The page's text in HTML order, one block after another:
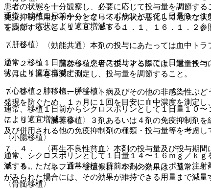
患者の状態を十分観察し、必要に応じて投与量を調節す
免疫抑制作用が不十分となっても病状が悪化して危険な
を調節すること〔１．３、１６．１．１、１６．１．２参
７．２． 〈効能共通〉本剤の投与にあたっては血中ト
７．２．１． 臓器移植患者に投与する際には、過量投与
ヵ月に１回を目安に測定し、投与量を調節すること。
７．２．２． ベーチェット病及びその他の非感染性ぶ
発現を防ぐため、１ヵ月に１回を目安に血中濃度を測定し
７．３． 〈臓器移植〉３剤あるいは４剤の免疫抑制剤を
及び併用される他の免疫抑制剤の種類・投与量等を考慮し
７．４． 〈再生不良性貧血〉本剤の投与量及び投与期間
７．５． 〈ネフローゼ症候群〉本剤の効果は、通常、１
がみられた場合には、その効果が維持できる用量まで減量
通常、移植１日前からシクロスポリンとして１日量９〜
するが、症状により適宜増減する。
〈肝移植〉
通常、移植１日前からシクロスポリンとして１日量１４
状により適宜増減する。
〈心移植、肺移植、膵移植〉
通常、移植１日前からシクロスポリンとして１日量１０
により適宜増減する。
〈小腸移植〉
通常、シクロスポリンとして１日量１４〜１６ｍｇ／ｋ
減する。ただし、通常移植１日前からシクロスポリン注
〈骨髄移植〉